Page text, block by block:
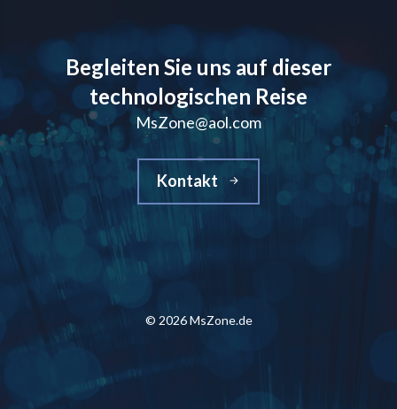
Begleiten Sie uns auf dieser
technologischen Reise
MsZone@aol.com
Kontakt
© 2026 MsZone.de